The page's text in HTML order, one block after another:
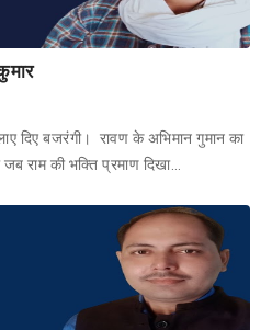
दिए बजरंगी। रावण के अभिमान गुमान का
राम की भक्ति प्रमाण दिखा…